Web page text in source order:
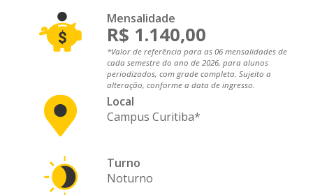
Mensalidade
R$ 1.140,00
*Valor de referência para as 06 mensalidades de
cada semestre do ano de 2026, para alunos
periodizados, com grade completa. Sujeito a
alteração, conforme a data de ingresso.
Local
Campus Curitiba*
Turno
Noturno